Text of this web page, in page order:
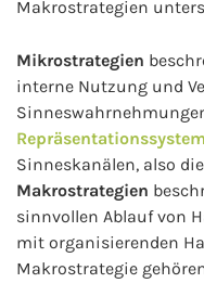
Makrostrategien
Mikrostrategien
interne Nutzung und
Sinneskanälen, also
Makrostrategien
sinnvollen Ablauf von
mit organisierenden
Makrostrategie